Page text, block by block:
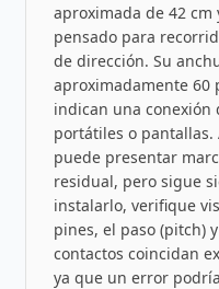
aproximada de 42 cm
pensado para
de dirección. Su
aproximadamente 60
indican una conexión
portátiles o pantallas.
puede presentar
residual, pero sigue
instalarlo, verifique
pines, el paso (pitch)
contactos coincidan
ya que un error